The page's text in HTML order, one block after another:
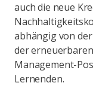
auch die neue
abhängig von
der
Management-
Lernenden.